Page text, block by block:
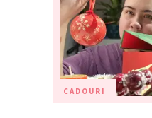
CADOURI